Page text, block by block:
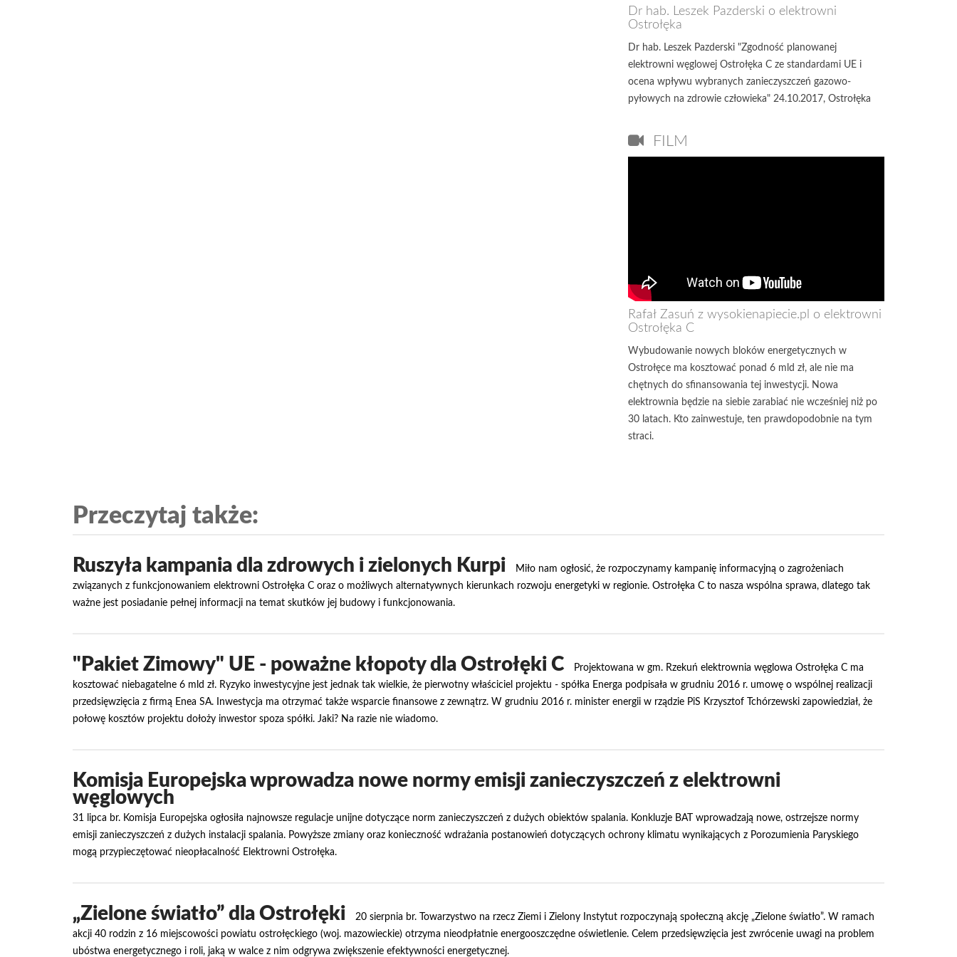
Dr hab. Leszek Pazderski o elektrowni
Ostrołęka
Dr hab. Leszek Pazderski "Zgodność planowanej
elektrowni węglowej Ostrołęka C ze standardami UE i
ocena wpływu wybranych zanieczyszczeń gazowo-
pyłowych na zdrowie człowieka" 24.10.2017, Ostrołęka
FILM
Rafał Zasuń z wysokienapiecie.pl o elektrowni
Ostrołęka C
Wybudowanie nowych bloków energetycznych w
Ostrołęce ma kosztować ponad 6 mld zł, ale nie ma
chętnych do sfinansowania tej inwestycji. Nowa
elektrownia będzie na siebie zarabiać nie wcześniej niż po
30 latach. Kto zainwestuje, ten prawdopodobnie na tym
straci.
Przeczytaj także:
Ruszyła kampania dla zdrowych i zielonych Kurpi
Miło nam ogłosić, że rozpoczynamy kampanię informacyjną o zagrożeniach
związanych z funkcjonowaniem elektrowni Ostrołęka C oraz o możliwych alternatywnych kierunkach rozwoju energetyki w regionie. Ostrołęka C to nasza wspólna sprawa, dlatego tak
ważne jest posiadanie pełnej informacji na temat skutków jej budowy i funkcjonowania.
"Pakiet Zimowy" UE - poważne kłopoty dla Ostrołęki C
Projektowana w gm. Rzekuń elektrownia węglowa Ostrołęka C ma
kosztować niebagatelne 6 mld zł. Ryzyko inwestycyjne jest jednak tak wielkie, że pierwotny właściciel projektu - spółka Energa podpisała w grudniu 2016 r. umowę o wspólnej realizacji
przedsięwzięcia z firmą Enea SA. Inwestycja ma otrzymać także wsparcie finansowe z zewnątrz. W grudniu 2016 r. minister energii w rządzie PiS Krzysztof Tchórzewski zapowiedział, że
połowę kosztów projektu dołoży inwestor spoza spółki. Jaki? Na razie nie wiadomo.
Komisja Europejska wprowadza nowe normy emisji zanieczyszczeń z elektrowni
węglowych
31 lipca br. Komisja Europejska ogłosiła najnowsze regulacje unijne dotyczące norm zanieczyszczeń z dużych obiektów spalania. Konkluzje BAT wprowadzają nowe, ostrzejsze normy
emisji zanieczyszczeń z dużych instalacji spalania. Powyższe zmiany oraz konieczność wdrażania postanowień dotyczących ochrony klimatu wynikających z Porozumienia Paryskiego
mogą przypieczętować nieopłacalność Elektrowni Ostrołęka.
„Zielone światło” dla Ostrołęki
20 sierpnia br. Towarzystwo na rzecz Ziemi i Zielony Instytut rozpoczynają społeczną akcję „Zielone światło”. W ramach
akcji 40 rodzin z 16 miejscowości powiatu ostrołęckiego (woj. mazowieckie) otrzyma nieodpłatnie energooszczędne oświetlenie. Celem przedsięwzięcia jest zwrócenie uwagi na problem
ubóstwa energetycznego i roli, jaką w walce z nim odgrywa zwiększenie efektywności energetycznej.